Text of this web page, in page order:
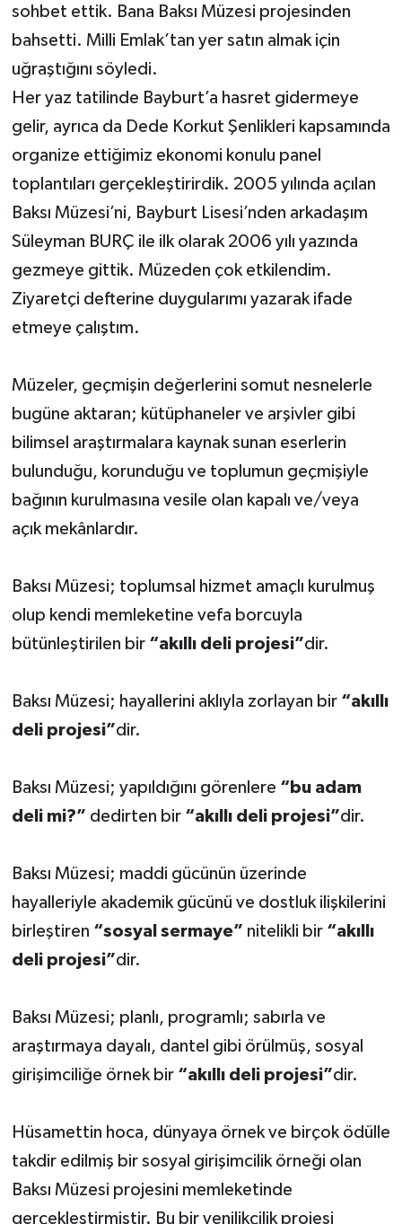
sohbet ettik. Bana Baksı Müzesi projesinden
bahsetti. Milli Emlak’tan yer satın almak için
uğraştığını söyledi.
Her yaz tatilinde Bayburt’a hasret gidermeye
gelir, ayrıca da Dede Korkut Şenlikleri kapsamında
organize ettiğimiz ekonomi konulu panel
toplantıları gerçekleştirirdik. 2005 yılında açılan
Baksı Müzesi’ni, Bayburt Lisesi’nden arkadaşım
Süleyman BURÇ ile ilk olarak 2006 yılı yazında
gezmeye gittik. Müzeden çok etkilendim.
Ziyaretçi defterine duygularımı yazarak ifade
etmeye çalıştım.
Müzeler, geçmişin değerlerini somut nesnelerle
bugüne aktaran; kütüphaneler ve arşivler gibi
bilimsel araştırmalara kaynak sunan eserlerin
bulunduğu, korunduğu ve toplumun geçmişiyle
bağının kurulmasına vesile olan kapalı ve/veya
açık mekânlardır.
Baksı Müzesi; toplumsal hizmet amaçlı kurulmuş
olup kendi memleketine vefa borcuyla
bütünleştirilen bir “akıllı deli projesi”dir.
Baksı Müzesi; hayallerini aklıyla zorlayan bir “akıllı
deli projesi”dir.
Baksı Müzesi; yapıldığını görenlere “bu adam
deli mi?” dedirten bir “akıllı deli projesi”dir.
Baksı Müzesi; maddi gücünün üzerinde
hayalleriyle akademik gücünü ve dostluk ilişkilerini
birleştiren “sosyal sermaye” nitelikli bir “akıllı
deli projesi”dir.
Baksı Müzesi; planlı, programlı; sabırla ve
araştırmaya dayalı, dantel gibi örülmüş, sosyal
girişimciliğe örnek bir “akıllı deli projesi”dir.
Hüsamettin hoca, dünyaya örnek ve birçok ödülle
takdir edilmiş bir sosyal girişimcilik örneği olan
Baksı Müzesi projesini memleketinde
gerçekleştirmiştir. Bu bir yenilikçilik projesi